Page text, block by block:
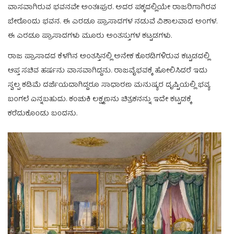
ವಾಸವಾಗಿರುವ ಭವನವೇ ಅಂತಃಪುರ. ಅದರ ಪಕ್ಕದಲ್ಲಿಯೇ ರಾಜರಿಗಾಗಿರವ
ಬೇರೊಂದು ಭವನ. ಈ ಎರಡೂ ಪ್ರಾಸಾದಗಳ ನಡುವೆ ವಿಶಾಲವಾದ ಅಂಗಳ.
ಈ ಎರಡೂ ಪ್ರಾಸಾದಗಳು ಮೂರು ಅಂತಸ್ತುಗಳ ಕಟ್ಟಡಗಳು.
ರಾಜ ಪ್ರಾಸಾದದ ಕೆಳಗಿನ ಅಂತಸ್ತಿನಲ್ಲಿ ಅನೇಕ ಕೊಠಡಿಗಳಿರುವ ಕಟ್ಟಡದಲ್ಲಿ
ಆಪ್ತ ಸಚಿವ ಹರ್ಷನು ವಾಸವಾಗಿದ್ದನು. ರಾಜವೈಭವಕ್ಕೆ ಹೋಲಿಸಿದರೆ ಇದು
ಸ್ವಲ್ಪ ಕಡಿಮೆ ದರ್ಜೆಯದಾಗಿದ್ದರೂ ಸಾಧಾರಣ ಮನುಷ್ಯರ ದೃಷ್ಟಿಯಲ್ಲಿ ಭವ್ಯ
ಬಂಗಲೆ ಎನ್ನಬಹುದು. ಕಂಚುಕಿ ಲಕ್ಷ್ಮಣನು ಚಿತ್ರಕನನ್ನು ಇದೇ ಕಟ್ಟಡಕ್ಕೆ
ಕರೆದುಕೊಂಡು ಬಂದನು.